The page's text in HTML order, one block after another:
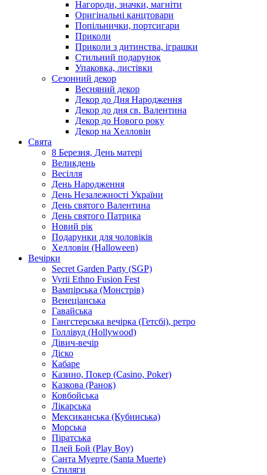
Нагороди, значки, магніти
Оригінальні канцтовари
Попільнички, портсигари
Приколи
Приколи з дитинства, іграшки
Стильний подарунок
Упаковка, листівки
Сезонний декор
Весняний декор
Декор до Дня Народження
Декор до дня св. Валентина
Декор до Нового року
Декор на Хелловін
Свята
8 Березня, День матері
Великдень
Весілля
День Народження
День Незалежності України
День святого Валентина
День святого Патрика
Новий рік
Подарунки для чоловіків
Хелловін (Halloween)
Вечірки
Secret Garden Party (SGP)
Vyrii Ethno Fusion Fest
Вампірська (Монстрів)
Венеціанська
Гавайська
Гангстерська вечірка (Гетсбі), ретро
Голлівуд (Hollywood)
Дівич-вечір
Діско
Кабаре
Казино, Покер (Casino, Poker)
Казкова (Ранок)
Ковбойська
Лікарська
Мексиканська (Кубинська)
Морська
Піратська
Плей Бой (Play Boy)
Санта Муерте (Santa Muerte)
Стиляги